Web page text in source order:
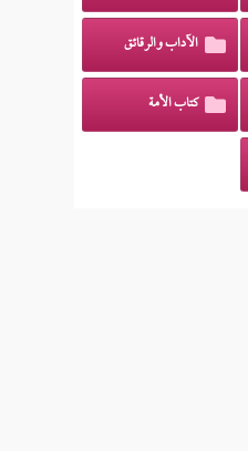
الآداب والرقائق
كتاب الأمة